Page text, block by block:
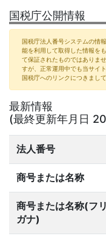
国税庁公開情報
国税庁法人番号システムの情
能を利用して取得した情報を
て保証されたものではありま
すが、正常運用中でも当サイ
国税庁へのリンクにつきまし
最新情報
(最終更新年月日
法人番号
商号または名称
商号または名称(フリ
ガナ)